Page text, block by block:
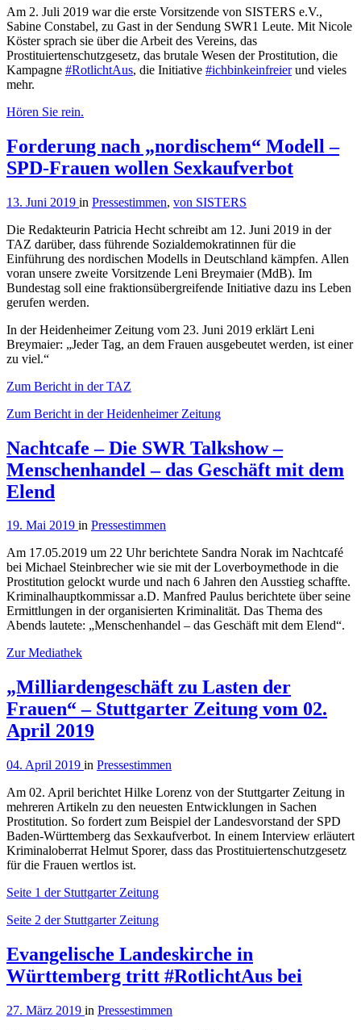
Am 2. Juli 2019 war die erste Vorsitzende von SISTERS e.V.,
Sabine Constabel, zu Gast in der Sendung SWR1 Leute. Mit Nicole
Köster sprach sie über die Arbeit des Vereins, das
Prostituiertenschutzgesetz, das brutale Wesen der Prostitution, die
Kampagne #RotlichtAus, die Initiative #ichbinkeinfreierund vieles
mehr.
Hören Sie rein.
Forderung nach „nordischem“ Modell –
SPD-Frauen wollen Sexkaufverbot
13. Juni 2019 in Pressestimmen, von SISTERS
Die Redakteurin Patricia Hecht schreibt am 12. Juni 2019 in der
TAZ darüber, dass führende Sozialdemokratinnen für die
Einführung des nordischen Modells in Deutschland kämpfen. Allen
voran unsere zweite Vorsitzende Leni Breymaier (MdB). Im
Bundestag soll eine fraktionsübergreifende Initiative dazu ins Leben
gerufen werden.
In der Heidenheimer Zeitung vom 23. Juni 2019 erklärt Leni
Breymaier: „Jeder Tag, an dem Frauen ausgebeutet werden, ist einer
zu viel.“
Zum Bericht in der TAZ
Zum Bericht in der Heidenheimer Zeitung
Nachtcafe – Die SWR Talkshow –
Menschenhandel – das Geschäft mit dem
Elend
19. Mai 2019 in Pressestimmen
Am 17.05.2019 um 22 Uhr berichtete Sandra Norak im Nachtcafé
bei Michael Steinbrecher wie sie mit der Loverboymethode in die
Prostitution gelockt wurde und nach 6 Jahren den Ausstieg schaffte.
Kriminalhauptkommissar a.D. Manfred Paulus berichtete über seine
Ermittlungen in der organisierten Kriminalität. Das Thema des
Abends lautete: „Menschenhandel – das Geschäft mit dem Elend“.
Zur Mediathek
„Milliardengeschäft zu Lasten der
Frauen“ – Stuttgarter Zeitung vom 02.
April 2019
04. April 2019 in Pressestimmen
Am 02. April berichtet Hilke Lorenz von der Stuttgarter Zeitung in
mehreren Artikeln zu den neuesten Entwicklungen in Sachen
Prostitution. So fordert zum Beispiel der Landesvorstand der SPD
Baden-Württemberg das Sexkaufverbot. In einem Interview erläutert
Kriminaloberrat Helmut Sporer, dass das Prostituiertenschutzgesetz
für die Frauen wertlos ist.
Seite 1 der Stuttgarter Zeitung
Seite 2 der Stuttgarter Zeitung
Evangelische Landeskirche in
Württemberg tritt #RotlichtAus bei
27. März 2019 in Pressestimmen